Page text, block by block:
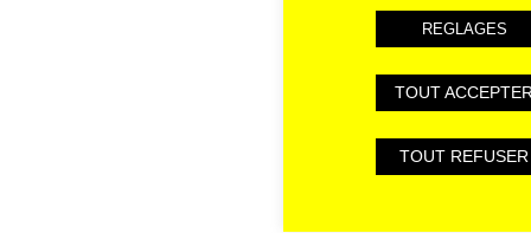
REGLAGES
TOUT
TOUT REFUSER